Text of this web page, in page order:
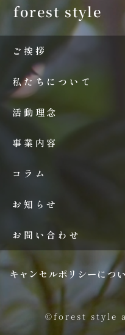
forest style
ご挨拶
私たちについて
活動理念
事業内容
コラム
お知らせ
お問い合わせ
キャンセルポリシーにつ
©forest style